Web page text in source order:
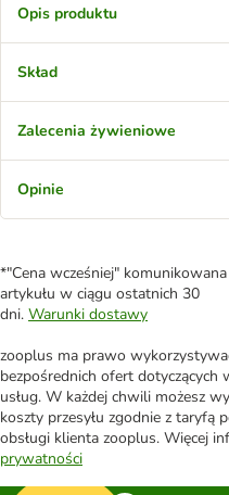
Opis produktu
Skład
Zalecenia żywieniowe
Opinie
*"Cena wcześniej"
artykułu w ciągu ostatnich 30
dni. Warunki dostawy
zooplus ma prawo
bezpośrednich ofert
usług. W każdej chwili możesz
koszty przesyłu zgodnie z taryfą
obsługi klienta zooplus. Więcej
prywatności